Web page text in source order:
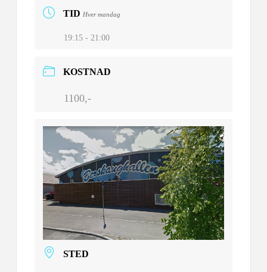
TID Hver mandag
19:15 - 21:00
KOSTNAD
1100,-
STED